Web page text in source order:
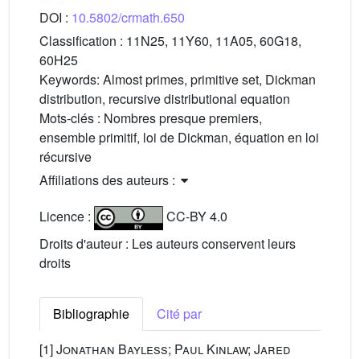
DOI : 10.5802/crmath.650
Classification : 11N25, 11Y60, 11A05, 60G18,
60H25
Keywords: Almost primes, primitive set, Dickman
distribution, recursive distributional equation
Mots-clés : Nombres presque premiers,
ensemble primitif, loi de Dickman, équation en loi
récursive
Affiliations des auteurs :
Licence :
CC-BY 4.0
Droits d'auteur : Les auteurs conservent leurs
droits
Bibliographie
Cité par
[1]Jonathan Bayless; Paul Kinlaw; Jared